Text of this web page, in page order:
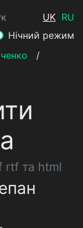
UK RU
Нічний режим
/
rtf та html